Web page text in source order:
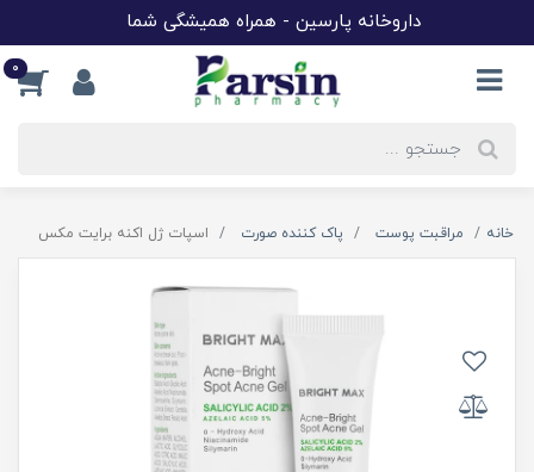
داروخانه پارسین - همراه همیشگی شما
0
خانه مراقبت پوست پاک کننده صورت اسپات ژل اکنه برایت مکس